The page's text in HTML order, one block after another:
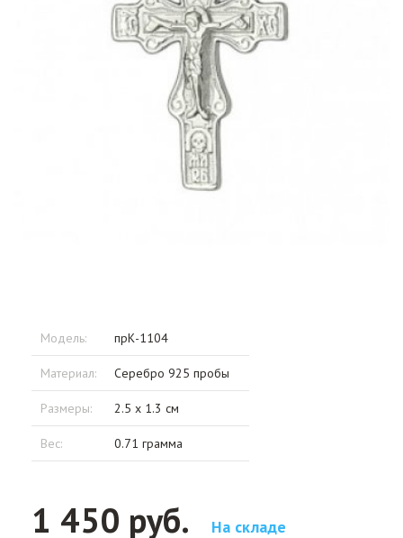
Модель: прК-1104
Материал: Серебро 925 пробы
Размеры: 2.5 x 1.3 см
Вес: 0.71 грамма
1 450 руб. На складе